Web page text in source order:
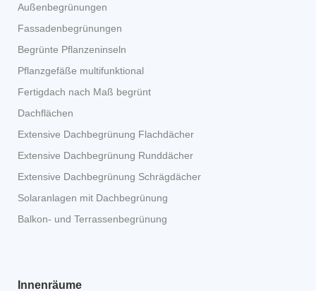
Außenbegrünungen
Fassadenbegrünungen
Begrünte Pflanzeninseln
Pflanzgefäße multifunktional
Fertigdach nach Maß begrünt
Dachflächen
Extensive Dachbegrünung Flachdächer
Extensive Dachbegrünung Runddächer
Extensive Dachbegrünung Schrägdächer
Solaranlagen mit Dachbegrünung
Balkon- und Terrassenbegrünung
Innenräume